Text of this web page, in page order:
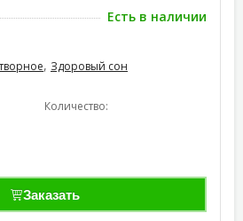
Есть в наличии
, Здоровый сон
Количество:
Заказать